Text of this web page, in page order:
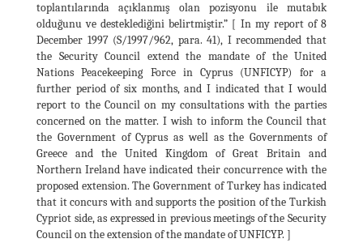
toplantılarında açıklanmış olan pozisyonu ile mutabık
olduğunu ve desteklediğini belirtmiştir.” [ In my report of 8
December 1997 (S/1997/962, para. 41), I recommended that
the Security Council extend the mandate of the United
Nations Peacekeeping Force in Cyprus (UNFICYP) for a
further period of six months, and I indicated that I would
report to the Council on my consultations with the parties
concerned on the matter. I wish to inform the Council that
the Government of Cyprus as well as the Governments of
Greece and the United Kingdom of Great Britain and
Northern Ireland have indicated their concurrence with the
proposed extension. The Government of Turkey has indicated
that it concurs with and supports the position of the Turkish
Cypriot side, as expressed in previous meetings of the Security
Council on the extension of the mandate of UNFICYP. ]